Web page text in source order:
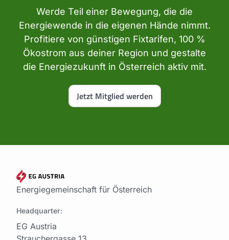
Werde Teil einer Bewegung, die die
Energiewende in die eigenen Hände nimmt.
Profitiere von günstigen Fixtarifen, 100 %
Ökostrom aus deiner Region und gestalte
die Energiezukunft in Österreich aktiv mit.
Jetzt Mitglied werden
Energiegemeinschaft für Österreich
Headquarter:
EG Austria